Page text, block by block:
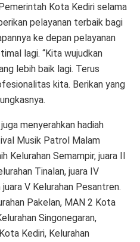
Kota Kediri selama
pelayanan terbaik bagi
ke depan pelayanan
lagi. “Kita wujudkan
lebih baik lagi. Terus
kita. Berikan yang
menyerahkan hadiah
Musik Patrol Malam
Kelurahan Semampir, juara II
Tinalan, juara IV
V Kelurahan Pesantren.
Pakelan, MAN 2 Kota
Singonegaran,
Kediri, Kelurahan